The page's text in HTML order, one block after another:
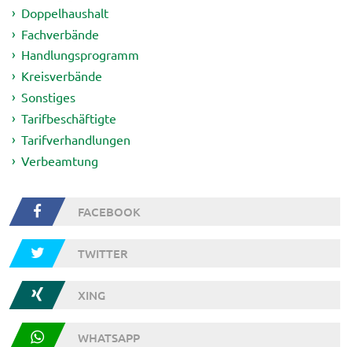
Doppelhaushalt
Fachverbände
Handlungsprogramm
Kreisverbände
Sonstiges
Tarifbeschäftigte
Tarifverhandlungen
Verbeamtung
FACEBOOK
TWITTER
XING
WHATSAPP